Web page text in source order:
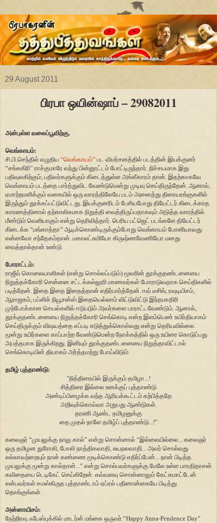
29 August 2011
பிரபா ஒயின்ஷாப் – 29082011
அன்புள்ள வலைப்பூவிற்கு,
வெங்காயம்:
சி.பி.செந்தில் எழுதிய “வெங்காயம்” பட விமர்சனத்தில் படத்தின் இயக்குனர்
“சங்ககிரி” ராச்குமாரே வந்து பின்னூட்டம் போட்டிருந்தார். நிச்சயமாக இது
பதிவுலகிற்கும், பதிவர்களுக்கும் கிடைத்துள்ள அங்கீகாரம் தான். இதற்காகவே
வெங்காயம் படத்தை பார்த்துவிட வேண்டுமென்று முடிவு செய்திருந்தேன். ஆனால்,
ஏமாற்றமளிக்கும் வகையில் ஒரு வாரத்திலேயே படம் அனைத்து திரையரங்குகளில்
இருந்தும் தூக்கப்பட்டுவிட்டது. இயக்குனரிடம் பேசியபோது தியேட்டர் கிடைக்காத
காரணத்தினால் தற்காலிகமாக நிறுத்தி வைத்திருப்பதாகவும் அடுத்த வாரத்தில்
மீண்டும் வெளியாகும் என்று தெரிவித்தார். பெரிய பட்ஜெட் படங்களே தியேட்டர்
கிடைக்க “மங்காத்தா” ஆடிக்கொண்டிருக்கும்போது வெங்காயம் போனியாவது
என்னவோ சந்தேகம்தான். மகாலட்சுமியோ கிருஷ்ணவேணியோ மனது
வைத்தால்தான் உண்டு.
போராட்டம்:
ராஜீவ் கொலையாளிகள் (என்று சொல்லப்படும்) மூவரின் தூக்குதண்டனையை
நிறுத்தக்கோரி சென்னை சட்டக்கல்லூரி மாணவர்கள் போராடுவதாக செய்திகளில்
படித்தேன். இதை இதை இதைத்தான் எதிர்பார்த்தேன். ஈவ் டீசிங், ரவுடியிசம்,
ஆராஜகம், பப்ளிக் நியூசன்ஸ் இதையெல்லாம் விட்டுவிட்டு இந்தமாதிரி
முற்போக்கான செயல்களில் ஈடுபடும் அவர்களை பாராட்டவேண்டும். ஆனால்,
தூக்குதண்டனையை நிறுத்தக்கோரி செங்கொடி என்ற இளம்பெண் உயிர்தியாகம்
செய்திருக்கும் விஷயத்தை எப்படி எடுத்துக்கொள்வது என்று தெரியவில்லை.
மூன்று உயிர்களை காப்பாற்ற வேண்டுமென்ற நோக்கத்தில் ஒரு உயிரை கொடுப்பது
அபத்தமாக இருக்கிறது. இனியும் தூக்குதண்டனையை நிறுத்தாவிட்டால்
செங்கொடியின் தியாகம் அர்த்தமற்று போய்விடும்.
தமிழ் புத்தாண்டு:
"நித்திரையில் இருக்கும் தமிழா...!
சித்திரை இல்லை உனக்குப் புத்தாண்டு
அண்டிப்பிழைக்க வந்த ஆரியக்கூட்டம் கற்பித்ததே
அறிவுக்கொவ்வா அறுபது ஆண்டுகள்.
தரணி ஆண்ட தமிழனுக்கு
தை முதல் நாளே தமிழ்ப் புத்தாண்டு...!"
கலைஞர் “முயலுக்கு நாலு கால்” என்று சொன்னால் “இல்லையில்லை... கலைஞர்
ஒரு தமிழன துரோகி, போலி நாத்திகவாதி, சுயநலவாதி... அவர் சொல்வது
எல்லாவற்றையும் நான் கண்ணை மூடிக்கொண்டு எதிர்ப்பேன்... நான் பிடித்த
முயலுக்கு மூன்று கால்தான்...” என்று சொல்பவர்களுக்கு மேலே உள்ள பாரதிதாசன்
கவிதையை டெடிகேட் செய்கிறேன். எவ்வளவு சொன்னாலும் கேட்கமாட்டேன்
என்பவர்கள் சமஸ்கிருத புத்தாண்டாம் ஏப்ரல் பதினான்கையே பிடித்து
தொங்குங்கள்.
அன்னாயிசம்:
நேற்றிரவு ஃபேஸ்புக்கில் மாடர்ன் மங்கை ஒருவர் “Happy Anna-Pendence Day”